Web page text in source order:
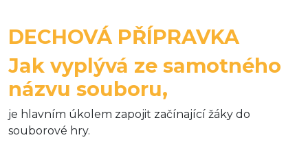
DECHOVÁ PŘÍPRAVKA
Jak vyplývá ze samotného
názvu souboru,
je hlavním úkolem zapojit začínající žáky do
souborové hry.